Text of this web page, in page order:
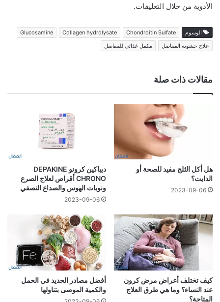
الأدوية من خلال التعليقات.
الوسوم Chondroitin Sulfate
Collagen hydrolysate
Glucosamine
علاج خشونة المفاصل
مكمل غذائي للمفاصل
مقالات ذات صلة
هل أكل الثلج مفيد للصحة أو
الدايت؟
2023-09-06
ديباكين كرونو DEPAKINE
CHRONO أقراص لعلاج الصرع
ونوبات الهوس والصداع النصفي
2023-09-06
كيف تختلف أعراض مرض كرون
عند النساء؟ وما هي طرق العلاج
المتاحة؟
أفضل مصادر الحديد في الحمل
والكمية الموصى بتناولها